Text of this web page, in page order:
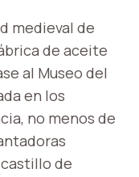
medieval de
de aceite
al Museo del
en los
no menos de
de